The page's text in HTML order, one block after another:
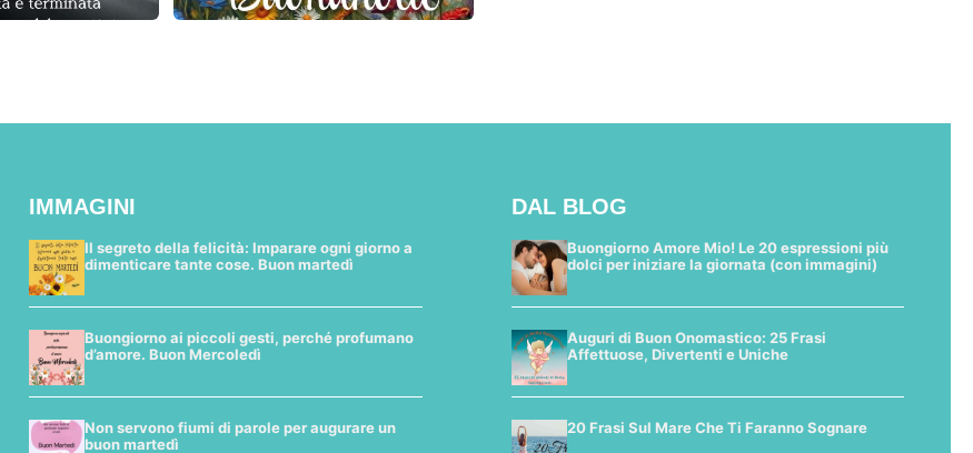
IMMAGINI
Il segreto della felicità: Imparare ogni giorno a
dimenticare tante cose. Buon martedì
Buongiorno ai piccoli gesti, perché profumano
d’amore. Buon Mercoledì
Non servono fiumi di parole per augurare un
buon martedì
DAL BLOG
Buongiorno Amore Mio! Le 20 espressioni più
dolci per iniziare la giornata (con immagini)
Auguri di Buon Onomastico: 25 Frasi
Affettuose, Divertenti e Uniche
20 Frasi Sul Mare Che Ti Faranno Sognare